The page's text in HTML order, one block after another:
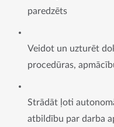
paredzēts
Veidot un uzturēt
procedūras,
Strādāt ļoti
atbildību par darba